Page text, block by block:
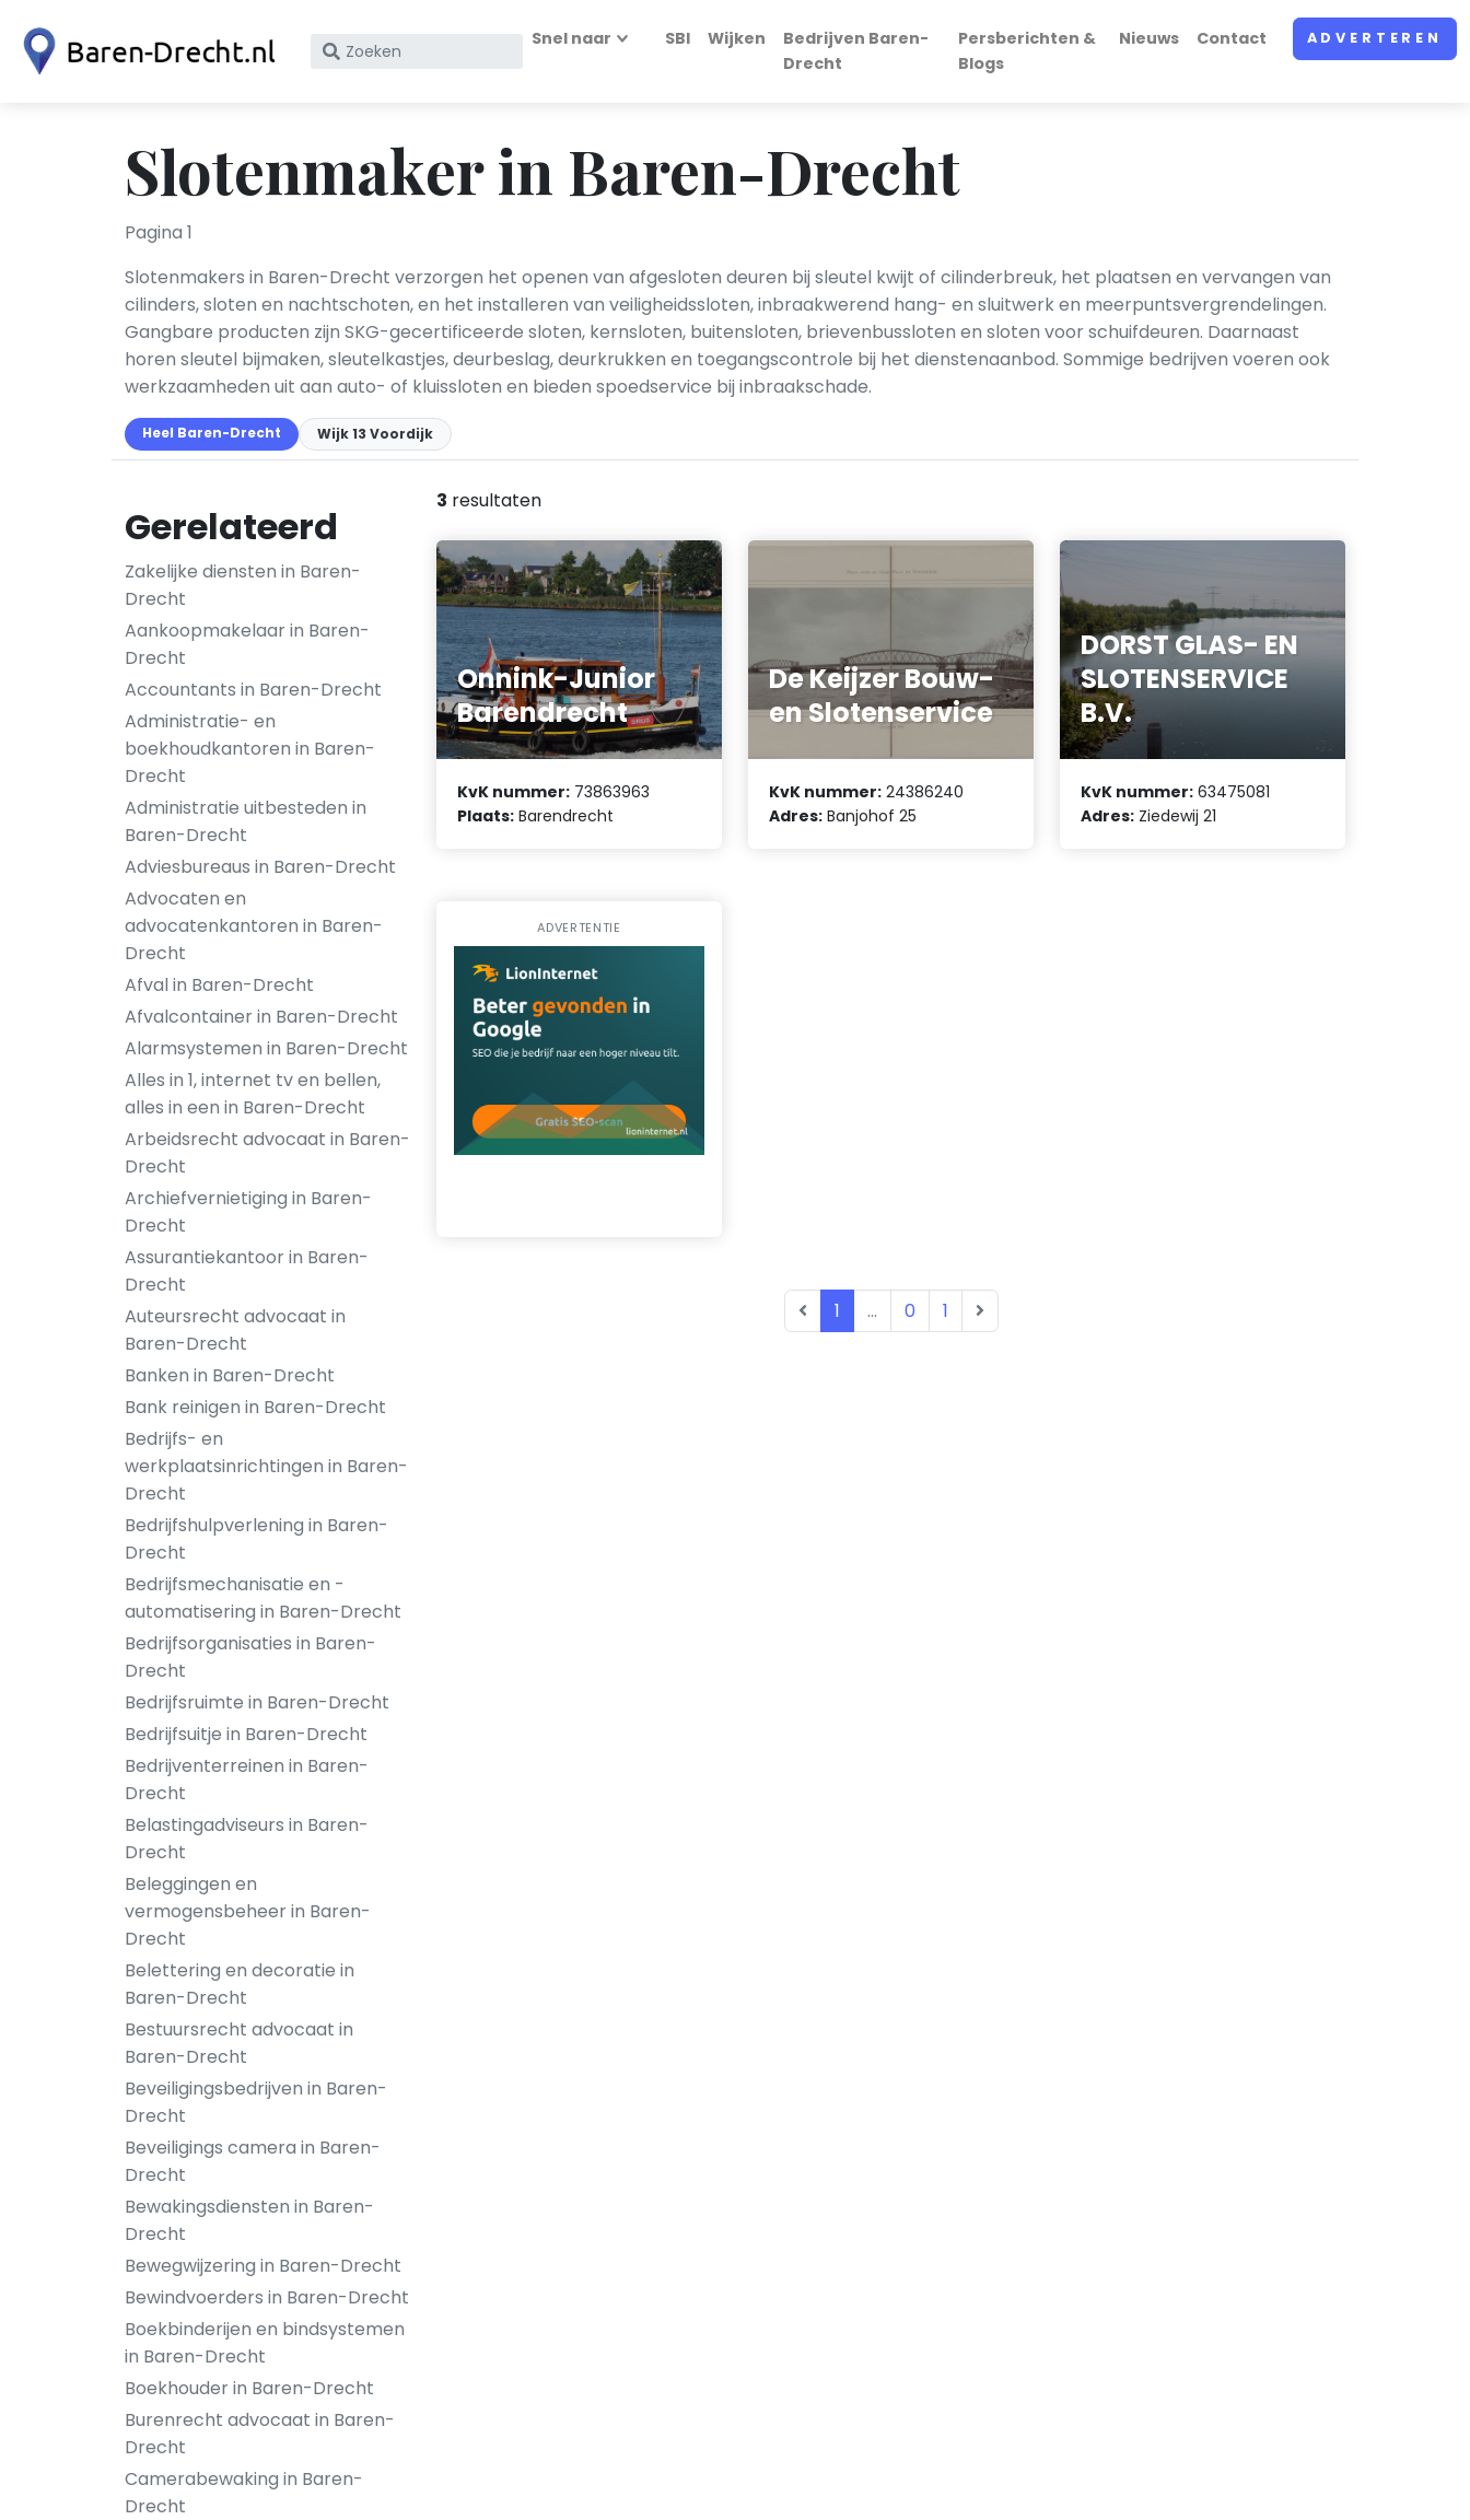
Zoek
KvK
nummer
Snel naar SBI Wijken
Bedrijven Baren-
Drecht
Persberichten &
Blogs
Nieuws Contact ADVERTEREN
Slotenmaker in Baren-Drecht
Pagina 1
Slotenmakers in Baren-Drecht verzorgen het openen van afgesloten deuren bij sleutel kwijt of cilinderbreuk, het plaatsen en vervangen van
cilinders, sloten en nachtschoten, en het installeren van veiligheidssloten, inbraakwerend hang- en sluitwerk en meerpuntsvergrendelingen.
Gangbare producten zijn SKG-gecertificeerde sloten, kernsloten, buitensloten, brievenbussloten en sloten voor schuifdeuren. Daarnaast
horen sleutel bijmaken, sleutelkastjes, deurbeslag, deurkrukken en toegangscontrole bij het dienstenaanbod. Sommige bedrijven voeren ook
werkzaamheden uit aan auto- of kluis­sloten en bieden spoedservice bij inbraakschade.
Heel Baren-Drecht Wijk 13 Voordijk
Gerelateerd
Zakelijke diensten in Baren-
Drecht
Aankoopmakelaar in Baren-
Drecht
Accountants in Baren-Drecht
Administratie- en
boekhoudkantoren in Baren-
Drecht
Administratie uitbesteden in
Baren-Drecht
Adviesbureaus in Baren-Drecht
Advocaten en
advocatenkantoren in Baren-
Drecht
Afval in Baren-Drecht
Afvalcontainer in Baren-Drecht
Alarmsystemen in Baren-Drecht
Alles in 1, internet tv en bellen,
alles in een in Baren-Drecht
Arbeidsrecht advocaat in Baren-
Drecht
Archiefvernietiging in Baren-
Drecht
Assurantiekantoor in Baren-
Drecht
Auteursrecht advocaat in
Baren-Drecht
Banken in Baren-Drecht
Bank reinigen in Baren-Drecht
Bedrijfs- en
werkplaatsinrichtingen in Baren-
Drecht
Bedrijfshulpverlening in Baren-
Drecht
Bedrijfsmechanisatie en -
automatisering in Baren-Drecht
Bedrijfsorganisaties in Baren-
Drecht
Bedrijfsruimte in Baren-Drecht
Bedrijfsuitje in Baren-Drecht
Bedrijventerreinen in Baren-
Drecht
Belastingadviseurs in Baren-
Drecht
Beleggingen en
vermogensbeheer in Baren-
Drecht
Belettering en decoratie in
Baren-Drecht
Bestuursrecht advocaat in
Baren-Drecht
Beveiligingsbedrijven in Baren-
Drecht
Beveiligings camera in Baren-
Drecht
Bewakingsdiensten in Baren-
Drecht
Bewegwijzering in Baren-Drecht
Bewindvoerders in Baren-Drecht
Boekbinderijen en bindsystemen
in Baren-Drecht
Boekhouder in Baren-Drecht
Burenrecht advocaat in Baren-
Drecht
Camerabewaking in Baren-
Drecht
3 resultaten
Onnink-Junior
Barendrecht
KvK nummer: 73863963
Plaats: Barendrecht
De Keijzer Bouw-
en Slotenservice
KvK nummer: 24386240
Adres: Banjohof 25
DORST GLAS- EN
SLOTENSERVICE
B.V.
KvK nummer: 63475081
Adres: Ziedewij 21
ADVERTENTIE
1 ... 0 1